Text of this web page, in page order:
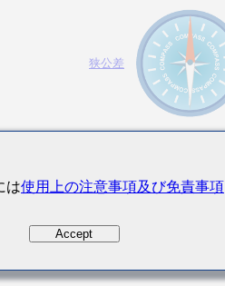
狭公差
は使用上の注意事項及び免責事項
Accept